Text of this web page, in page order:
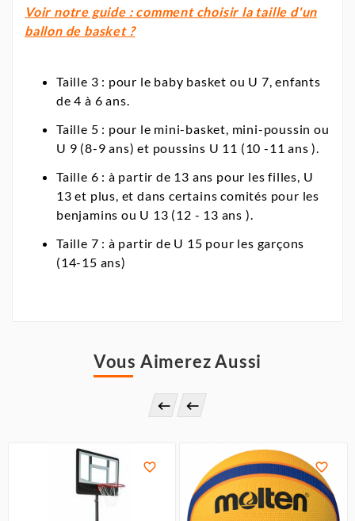
Voir notre guide : comment choisir la taille d'un
ballon de basket ?
Taille 3 : pour le baby basket ou U 7, enfants
de 4 à 6 ans.
Taille 5 : pour le mini-basket, mini-poussin ou
U 9 (8-9 ans) et poussins U 11 (10 -11 ans ).
Taille 6 : à partir de 13 ans pour les filles, U
13 et plus, et dans certains comités pour les
benjamins ou U 13 (12 - 13 ans ).
Taille 7 : à partir de U 15 pour les garçons
(14-15 ans)
Vous Aimerez Aussi
 
 